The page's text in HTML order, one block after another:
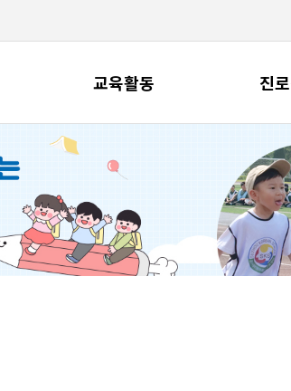
교육활동 진